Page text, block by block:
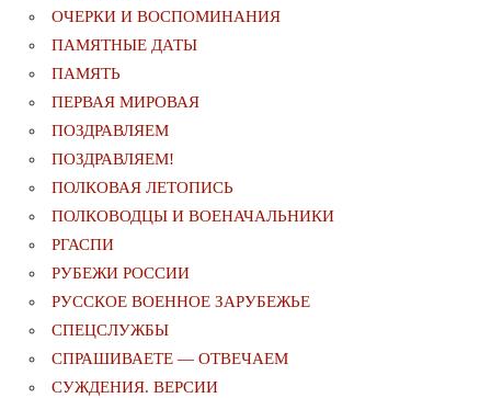
ОЧЕРКИ И ВОСПОМИНАНИЯ
ПАМЯТНЫЕ ДАТЫ
ПАМЯТЬ
ПЕРВАЯ МИРОВАЯ
ПОЗДРАВЛЯЕМ
ПОЗДРАВЛЯЕМ!
ПОЛКОВАЯ ЛЕТОПИСЬ
ПОЛКОВОДЦЫ И ВОЕНАЧАЛЬНИКИ
РГАСПИ
РУБЕЖИ РОССИИ
РУССКОЕ ВОЕННОЕ ЗАРУБЕЖЬЕ
СПЕЦСЛУЖБЫ
СПРАШИВАЕТЕ — ОТВЕЧАЕМ
СУЖДЕНИЯ. ВЕРСИИ